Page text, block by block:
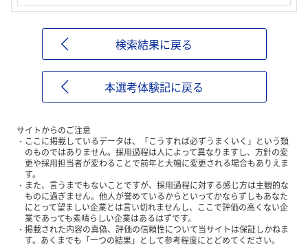
検索結果に戻る
本選考体験記に戻る
サイトからのご注意
ここに掲載しているデータは、「こうすれば必ずうまくいく」という類
のものではありません。採用過程は人によって異なりますし、方針の変
更や採用担当者が変わることで前年と大幅に変更される場合もありえま
す。
また、言うまでもないことですが、採用過程に対する感じ方は主観的な
ものに過ぎません。他人が誉めているからといってかならずしもあなた
にとって望ましい企業とは言い切れませんし、ここで評価の高くない企
業であっても素晴らしい企業はあるはずです。
掲載された内容の真偽、評価の信頼性について当サイトは保証しかねま
す。あくまでも「一つの結果」として参考程度にとどめてください。